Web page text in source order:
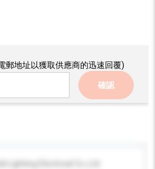
郵地址以獲取供應商的迅速回覆)
確認